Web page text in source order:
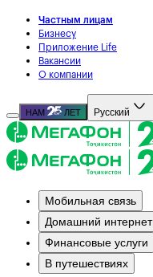
Частным лицам
Бизнесу
Приложение Life
Вакансии
О компании
НАМ ЛЕТ Русский
Мобильная связь
Домашний интернет
Финансовые услуги
В путешествиях